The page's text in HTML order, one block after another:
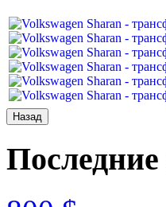
Последние